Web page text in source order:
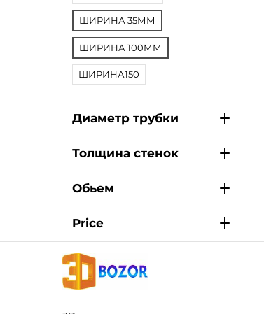
ШИРИНА 35ММ
ШИРИНА 100ММ
ШИРИНА150
Диаметр трубки
Толщина стенок
Обьем
Price